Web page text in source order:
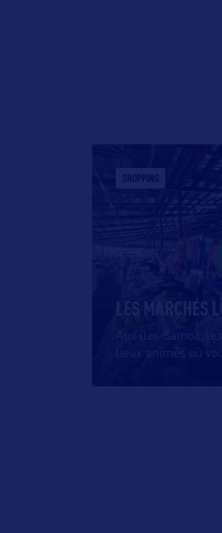
SHOPPING
LES MARCHÉS
Aux îles Samoa,
lieux animés où